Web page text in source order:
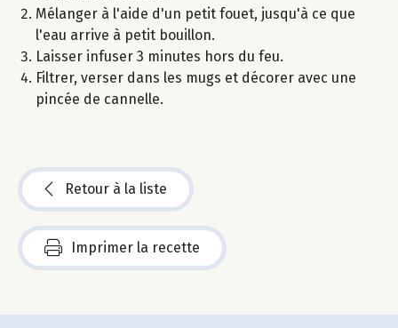
Mélanger à l'aide d'un petit fouet, jusqu'à ce que
l'eau arrive à petit bouillon.
Laisser infuser 3 minutes hors du feu.
Filtrer, verser dans les mugs et décorer avec une
pincée de cannelle.
Retour à la liste
Imprimer la recette